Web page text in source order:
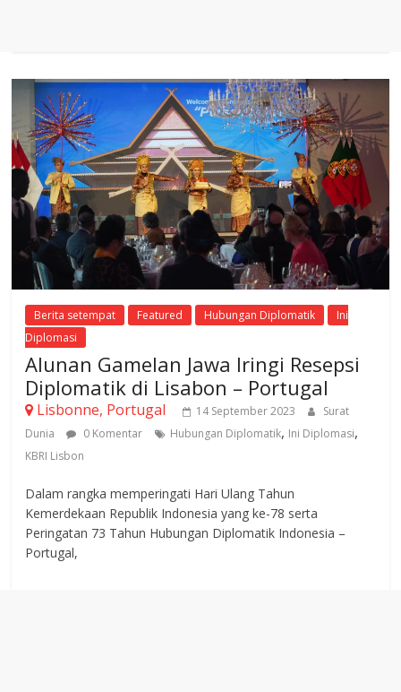
Berita setempat Featured Hubungan Diplomatik
Ini
Diplomasi
Alunan Gamelan Jawa Iringi Resepsi
Diplomatik di Lisabon – Portugal
Lisbonne, Portugal 14 September 2023
Surat
Dunia
0 Komentar Hubungan Diplomatik, Ini Diplomasi,
KBRI Lisbon
Dalam rangka memperingati Hari Ulang Tahun
Kemerdekaan Republik Indonesia yang ke-78 serta
Peringatan 73 Tahun Hubungan Diplomatik Indonesia –
Portugal,